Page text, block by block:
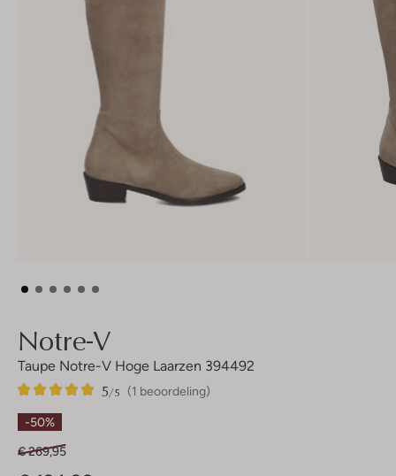
Notre-V
Taupe Notre-V Hoge Laarzen 394492
(1 beoordeling)
5/5
1
5
Sterren
-50%
€ 269,95